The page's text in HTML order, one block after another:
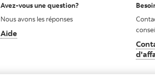
Avez-vous une question?
Nous avons les réponses
Aide